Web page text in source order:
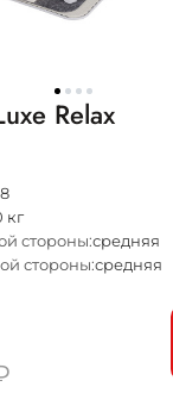
Relax
кг
стороны:средняя
стороны:средняя